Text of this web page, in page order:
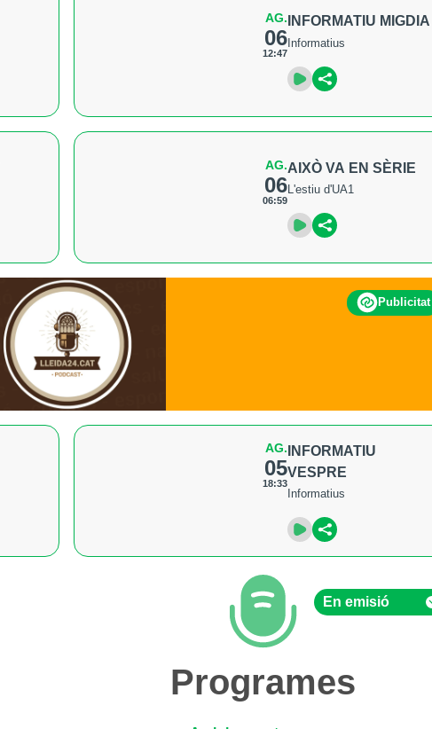
AG.
06
12:47
INFORMATIU MIGDIA
Informatius
AG.
06
06:59
AIXÒ VA EN SÈRIE
L'estiu d'UA1
Publicitat
AG.
05
18:33
INFORMATIU
VESPRE
Informatius
Programes
En emisió
Hemeroteca